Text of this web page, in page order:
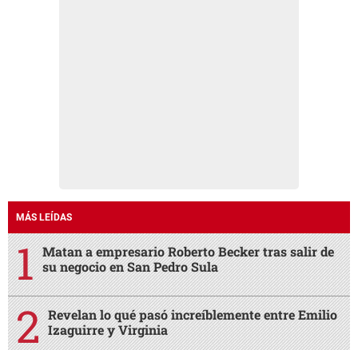
MÁS LEÍDAS
Matan a empresario Roberto Becker tras salir de
su negocio en San Pedro Sula
Revelan lo qué pasó increíblemente entre Emilio
Izaguirre y Virginia